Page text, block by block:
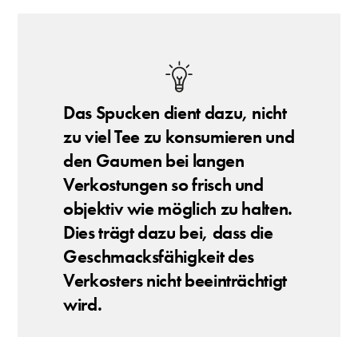
Das Spucken dient dazu, nicht
zu viel Tee zu konsumieren und
den Gaumen bei langen
Verkostungen so frisch und
objektiv wie möglich zu halten.
Dies trägt dazu bei, dass die
Geschmacksfähigkeit des
Verkosters nicht beeinträchtigt
wird.